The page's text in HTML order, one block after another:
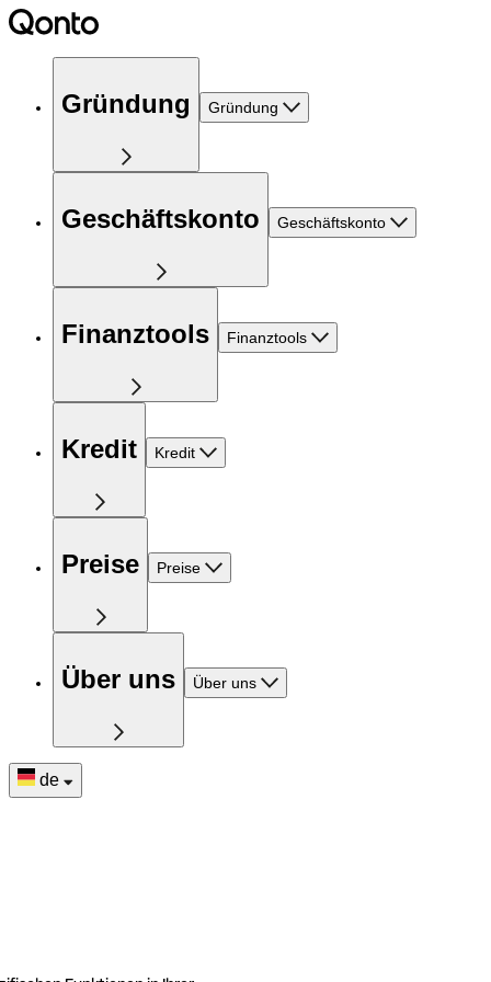
Gründung Gründung
Geschäftskonto Geschäftskonto
Finanztools Finanztools
Kredit Kredit
Preise Preise
Über uns Über uns
de